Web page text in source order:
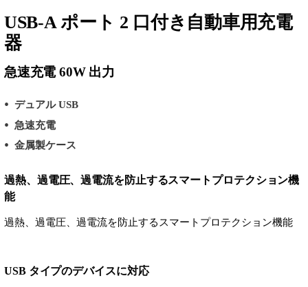
USB-A ポート 2 口付き自動車用充電
器
急速充電 60W 出力
デュアル USB
急速充電
金属製ケース
過熱、過電圧、過電流を防止するスマートプロテクション機
能
過熱、過電圧、過電流を防止するスマートプロテクション機能
USB タイプのデバイスに対応